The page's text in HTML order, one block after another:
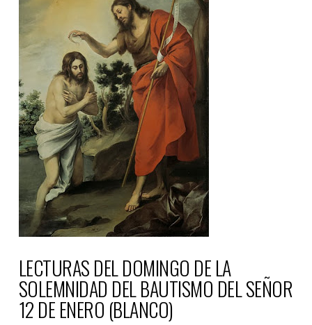
LECTURAS DEL DOMINGO DE LA
SOLEMNIDAD DEL BAUTISMO DEL SEÑOR
12 DE ENERO (BLANCO)